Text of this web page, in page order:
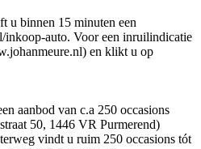
u binnen 15 minuten een
inkoop-auto. Voor een inruilindicatie
en klikt u op
aanbod van c.a 250 occasions
50, 1446 VR Purmerend)
vindt u ruim 250 occasions tót